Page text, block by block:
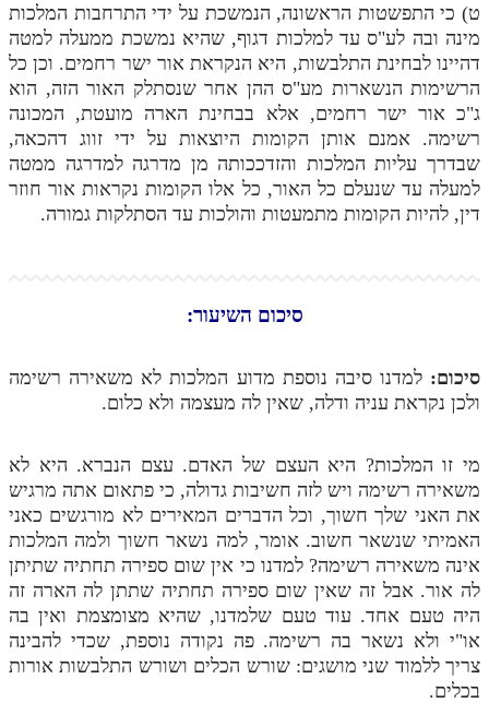
ט) כי התפשטות הראשונה, הנמשכת על ידי התרחבות המלכות
מינה ובה לע"ס עד למלכות דגוף, שהיא נמשכת ממעלה למטה
דהיינו לבחינת התלבשות, היא הנקראת אור ישר רחמים. וכן כל
הרשימות הנשארות מע"ס ההן אחר שנסתלק האור הזה, הוא
ג"כ אור ישר רחמים, אלא בבחינת הארה מועטת, המכונה
רשימה. אמנם אותן הקומות היוצאות על ידי זווג דהכאה,
שבדרך עליות המלכות והזדככותה מן מדרגה למדרגה ממטה
למעלה עד שנעלם כל האור, כל אלו הקומות נקראות אור חוזר
דין, להיות הקומות מתמעטות והולכות עד הסתלקות גמורה.
סיכום השיעור:
סיכום:למדנו סיבה נוספת מדוע המלכות לא משאירה רשימה
ולכן נקראת עניה ודלה, שאין לה מעצמה ולא כלום.
מי זו המלכות? היא העצם של האדם. עצם הנברא. היא לא
משאירה רשימה ויש לזה חשיבות גדולה, כי פתאום אתה מרגיש
את האני שלך חשוך, וכל הדברים המאירים לא מורגשים כאני
האמיתי שנשאר חשוב. אומר, למה נשאר חשוך ולמה המלכות
אינה משאירה רשימה? למדנו כי אין שום ספירה תחתיה שתיתן
לה אור. אבל זה שאין שום ספירה תחתיה שתתן לה הארה זה
היה טעם אחד. עוד טעם שלמדנו, שהיא מצומצמת ואין בה
או"י ולא נשאר בה רשימה. פה נקודה נוספת, שכדי להבינה
צריך ללמוד שני מושגים: שורש הכלים ושורש התלבשות אורות
בכלים.